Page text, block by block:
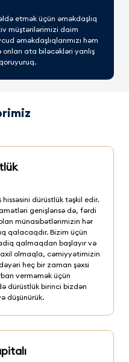
etmək üçün əməkdaşlıq
müştərilərimizi daim
əməkdaşlıqlarımızı həm
ata biləcəkləri yanlış
dürüstlük təşkil edir.
genişlənsə də, fərdi
münasibətlərimizin hər
qalacaqdır. Bizim üçün
qalmaqdan başlayır və
olmaqla, cəmiyyətimizin
heç bir zaman şəxsi
verməmək üçün
dürüstlük birinci bizdən
düşünürük.